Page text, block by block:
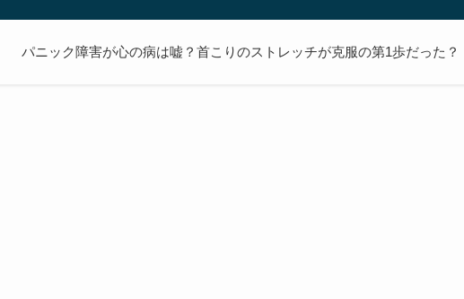
パニック障害が心の病は嘘？首こりのストレッチが克服の第1歩だった？